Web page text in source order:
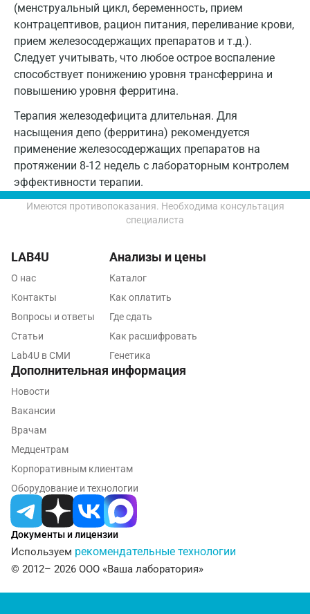
(менструальный цикл, беременность, прием
контрацептивов, рацион питания, переливание крови,
прием железосодержащих препаратов и т.д.).
Следует учитывать, что любое острое воспаление
способствует понижению уровня трансферрина и
повышению уровня ферритина.
Терапия железодефицита длительная. Для
насыщения депо (ферритина) рекомендуется
применение железосодержащих препаратов на
протяжении 8-12 недель с лабораторным контролем
эффективности терапии.
Пушкин
Пушкино
Пятигорск
Раменское
Реутов
Ростов-на-Дону
Рыбинск
Рязань
Саратов
Сергиев Посад
Серпухов
Сочи
Сургут
Тверь
Тольятти
Томск
Тосно
Туапсе
Имеются противопоказания. Необходима консультация
специалиста
Документы и лицензии
Используем рекомендательные технологии
© 2012– 2026 ООО «Ваша лаборатория»
LAB4U
О нас
Контакты
Вопросы и ответы
Статьи
Lab4U в СМИ
Анализы и цены
Каталог
Как оплатить
Где сдать
Как расшифровать
Генетика
Дополнительная информация
Новости
Вакансии
Врачам
Медцентрам
Корпоративным клиентам
Оборудование и технологии